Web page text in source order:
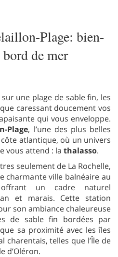
Plage: bien-
de mer
une plage de sable fin, les
caressant doucement vos
qui vous enveloppe.
Plage, l’une des plus belles
atlantique, où un univers
vous attend : la thalasso.
seulement de La Rochelle,
charmante ville balnéaire au
un cadre naturel
et marais. Cette station
son ambiance chaleureuse
de sable fin bordées par
sa proximité avec les îles
telles que l’Île de
d’Oléron.